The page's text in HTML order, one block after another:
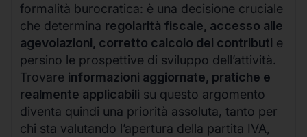
formalità burocratica: è una decisione cruciale
che determina regolarità fiscale, accesso alle
agevolazioni, corretto calcolo dei contributi e
persino le prospettive di sviluppo dell’attività.
Trovare informazioni aggiornate, pratiche e
realmente applicabili su questo argomento
diventa quindi una priorità assoluta, tanto per
chi sta valutando l’apertura della partita IVA,